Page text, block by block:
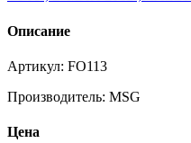
Описание
Артикул: FO113
Производитель: MSG
Цена